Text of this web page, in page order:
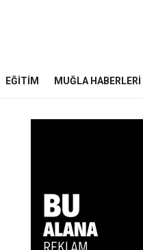
EĞITIM MUĞLA HABERLERI